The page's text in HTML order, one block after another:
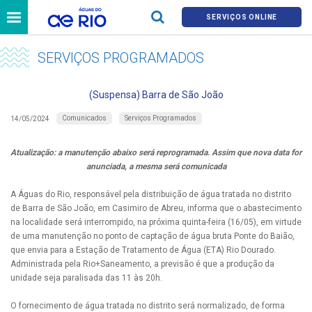
SERVIÇOS ONLINE
SERVIÇOS PROGRAMADOS
(Suspensa) Barra de São João
14/05/2024 Comunicados Serviços Programados
Atualização: a manutenção abaixo será reprogramada. Assim que nova data for
anunciada, a mesma será comunicada
A Águas do Rio, responsável pela distribuição de água tratada no distrito
de Barra de São João, em Casimiro de Abreu, informa que o abastecimento
na localidade será interrompido, na próxima quinta-feira (16/05), em virtude
de uma manutenção no ponto de captação de água bruta Ponte do Baião,
que envia para a Estação de Tratamento de Água (ETA) Rio Dourado.
Administrada pela Rio+Saneamento, a previsão é que a produção da
unidade seja paralisada das 11 às 20h.
O fornecimento de água tratada no distrito será normalizado, de forma